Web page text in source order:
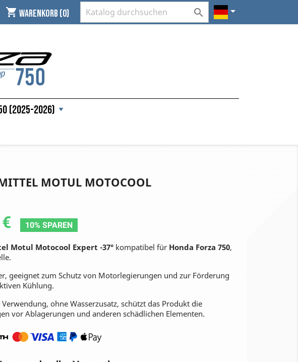
shopping_cart Warenkorb(0)  
(2025-2026)
MOTUL MOTOCOOL
10% SPAREN
Motul Motocool Expert -37° kompatibel für Honda Forza 750,
geeignet zum Schutz von Motorlegierungen und zur Förderung
Kühlung.
ohne Wasserzusatz, schützt das Produkt die
vor Ablagerungen und anderen schädlichen Elementen.